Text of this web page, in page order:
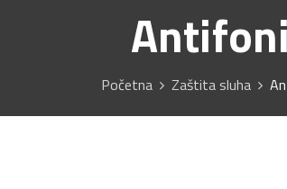
Antifoni
Početna Zaštita sluha